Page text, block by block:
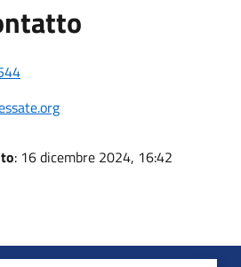
: 16 dicembre 2024, 16:42